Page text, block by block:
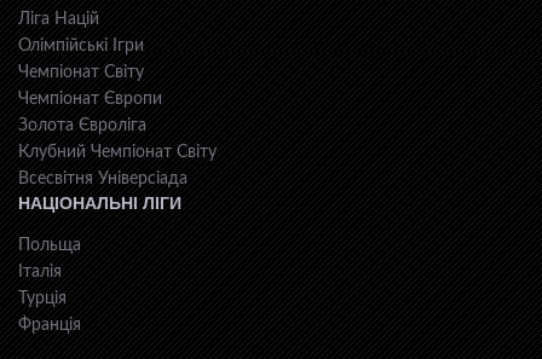
Ліга Націй
Олімпійські Ігри
Чемпіонат Світу
Чемпіонат Європи
Золота Євроліга
Клубний Чемпіонат Світу
Всесвiтня Унiверсiaда
НАЦІОНАЛЬНІ ЛІГИ
Польща
Італія
Турція
Франція